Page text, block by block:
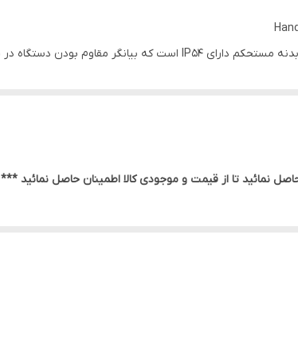
نمائید تا از قیمت و موجودی کالا اطمینان حاصل نمائید ***